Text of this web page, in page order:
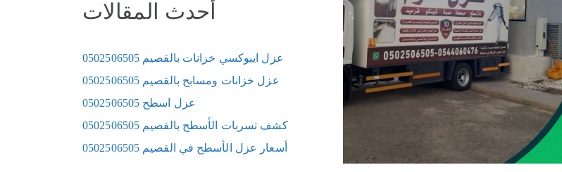
أحدث المقالات
عزل ايبوكسي خزانات بالقصيم 0502506505
عزل خزانات ومسابح بالقصيم 0502506505
عزل اسطح 0502506505
كشف تسربات الأسطح بالقصيم 0502506505
أسعار عزل الأسطح في القصيم 0502506505